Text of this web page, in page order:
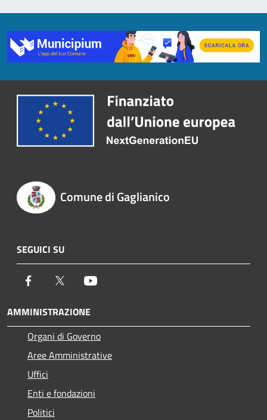
Comune di Gaglianico
SEGUICI SU
Facebook Twitter
AMMINISTRAZIONE
Organi di Governo
Aree Amministrative
Uffici
Enti e fondazioni
Politici